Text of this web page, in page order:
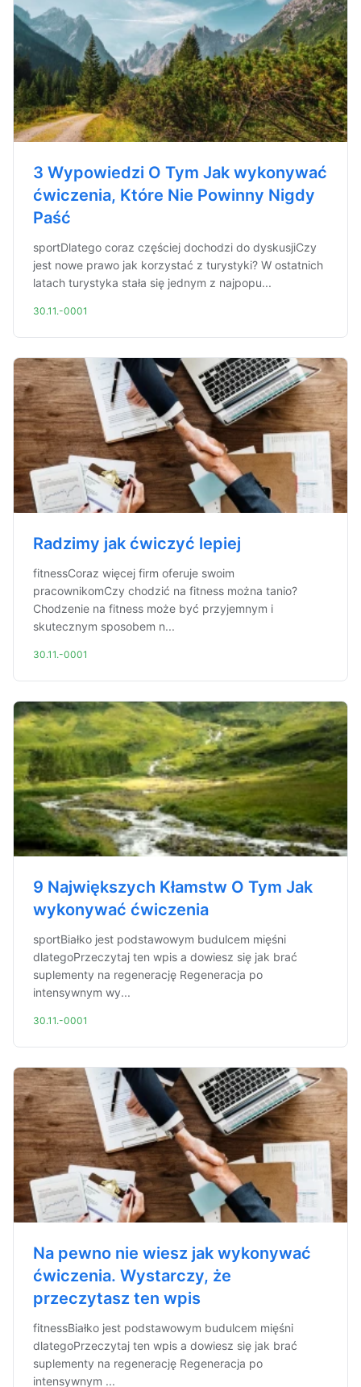
3 Wypowiedzi O Tym Jak wykonywać
ćwiczenia, Które Nie Powinny Nigdy
Paść
sportDlatego coraz częściej dochodzi do dyskusjiCzy
jest nowe prawo jak korzystać z turystyki? W ostatnich
latach turystyka stała się jednym z najpopu...
30.11.-0001
Radzimy jak ćwiczyć lepiej
fitnessCoraz więcej firm oferuje swoim
pracownikomCzy chodzić na fitness można tanio?
Chodzenie na fitness może być przyjemnym i
skutecznym sposobem n...
30.11.-0001
9 Największych Kłamstw O Tym Jak
wykonywać ćwiczenia
sportBiałko jest podstawowym budulcem mięśni
dlategoPrzeczytaj ten wpis a dowiesz się jak brać
suplementy na regenerację Regeneracja po
intensywnym wy...
30.11.-0001
Na pewno nie wiesz jak wykonywać
ćwiczenia. Wystarczy, że
przeczytasz ten wpis
fitnessBiałko jest podstawowym budulcem mięśni
dlategoPrzeczytaj ten wpis a dowiesz się jak brać
suplementy na regenerację Regeneracja po
intensywnym ...